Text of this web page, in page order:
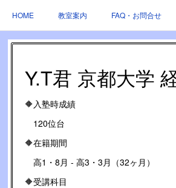
HOME 教室案内 FAQ・お問合せ
Y.T君 京都大学
🔶入塾時成績
120位台
🔶在籍期間
高1・8月 - 高3・3月（32ヶ月）
🔶受講科目